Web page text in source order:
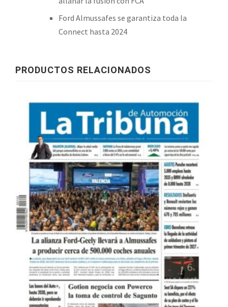
Ford Almussafes se garantiza toda la
Connect hasta 2024
PRODUCTOS RELACIONADOS